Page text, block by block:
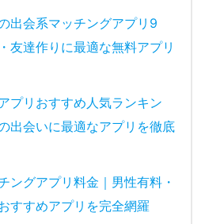
出会系マッチングアプリ9
友達作りに最適な無料アプリ
プリおすすめ人気ランキン
出会いに最適なアプリを徹底
ングアプリ料金｜男性有料・
すすめアプリを完全網羅